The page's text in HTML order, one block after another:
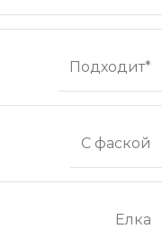
Подходит*
С фаской
Елка